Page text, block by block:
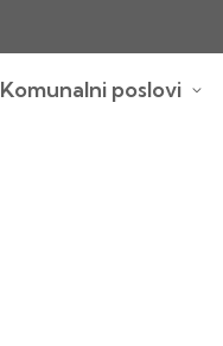
Komunalni poslovi